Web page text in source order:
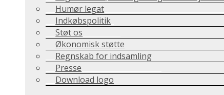
Humør legat
Indkøbspolitik
Støt os
Økonomisk støtte
Regnskab for indsamling
Presse
Download logo